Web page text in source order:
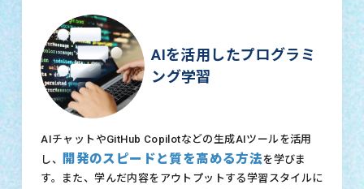
AIを活用したプログラミ
ング学習
AIチャットやGitHub Copilotなどの生成AIツールを活用
し、
開発のスピードと質を高める方法を学びま
す。また、学んだ内容をアウトプットする学習スタイルに